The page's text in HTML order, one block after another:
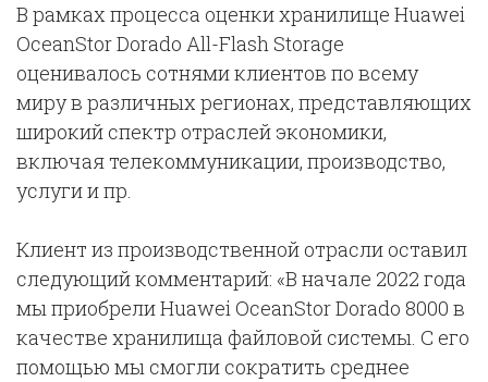
В рамках процесса оценки хранилище Huawei
OceanStor Dorado All-Flash Storage
оценивалось сотнями клиентов по всему
миру в различных регионах, представляющих
широкий спектр отраслей экономики,
включая телекоммуникации, производство,
услуги и пр.
Клиент из производственной отрасли оставил
следующий комментарий: «В начале 2022 года
мы приобрели Huawei OceanStor Dorado 8000 в
качестве хранилища файловой системы. С его
помощью мы смогли сократить среднее